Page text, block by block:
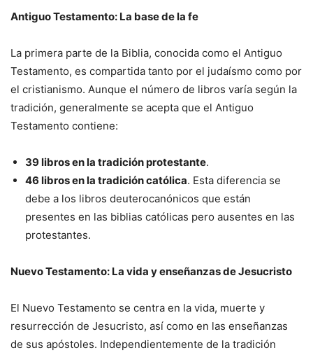
Antiguo Testamento: La base de la fe
La primera parte de la Biblia, conocida como el Antiguo
Testamento, es compartida tanto por el judaísmo como por
el cristianismo. Aunque el número de libros varía según la
tradición, generalmente se acepta que el Antiguo
Testamento contiene:
39 libros en la tradición protestante.
46 libros en la tradición católica. Esta diferencia se
debe a los libros deuterocanónicos que están
presentes en las biblias católicas pero ausentes en las
protestantes.
Nuevo Testamento: La vida y enseñanzas de Jesucristo
El Nuevo Testamento se centra en la vida, muerte y
resurrección de Jesucristo, así como en las enseñanzas
de sus apóstoles. Independientemente de la tradición